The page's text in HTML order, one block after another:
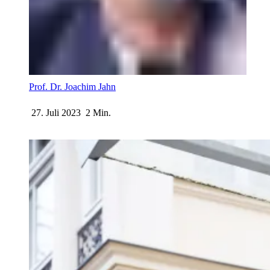
Prof. Dr. Joachim Jahn
27. Juli 2023 2 Min.